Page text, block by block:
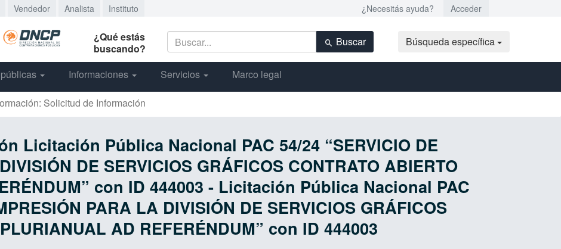
Vendedor Analista Instituto ¿Necesitás ayuda? Acceder
¿Qué estás
buscando?
Buscar Búsqueda específica
Informaciones Servicios Marco legal
Solicitud de Información
Licitación Pública Nacional PAC 54/24 “SERVICIO DE
DE SERVICIOS GRÁFICOS CONTRATO ABIERTO
con ID 444003 - Licitación Pública Nacional PAC
PARA LA DIVISIÓN DE SERVICIOS GRÁFICOS
AD REFERÉNDUM” con ID 444003